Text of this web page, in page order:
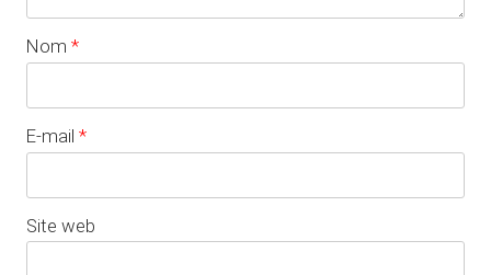
Nom *
E-mail *
Site web